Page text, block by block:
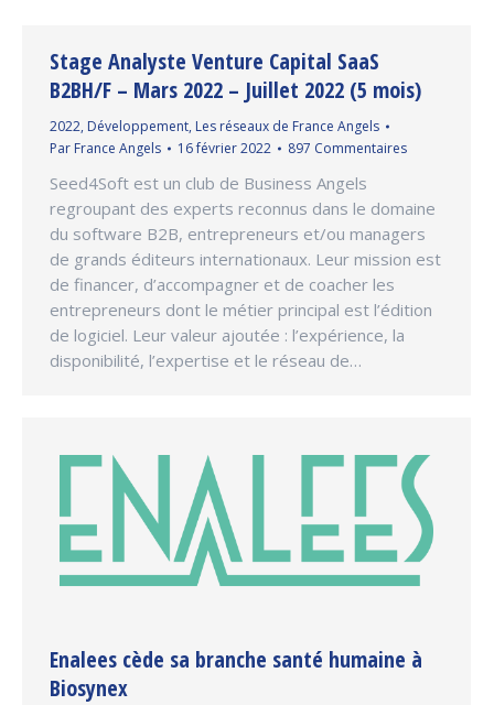
Stage Analyste Venture Capital SaaS
B2BH/F – Mars 2022 – Juillet 2022 (5 mois)
2022, Développement, Les réseaux de France Angels
Par France Angels 16 février 2022 897 Commentaires
Seed4Soft est un club de Business Angels
regroupant des experts reconnus dans le domaine
du software B2B, entrepreneurs et/ou managers
de grands éditeurs internationaux. Leur mission est
de financer, d’accompagner et de coacher les
entrepreneurs dont le métier principal est l’édition
de logiciel. Leur valeur ajoutée : l’expérience, la
disponibilité, l’expertise et le réseau de…
Enalees cède sa branche santé humaine à
Biosynex